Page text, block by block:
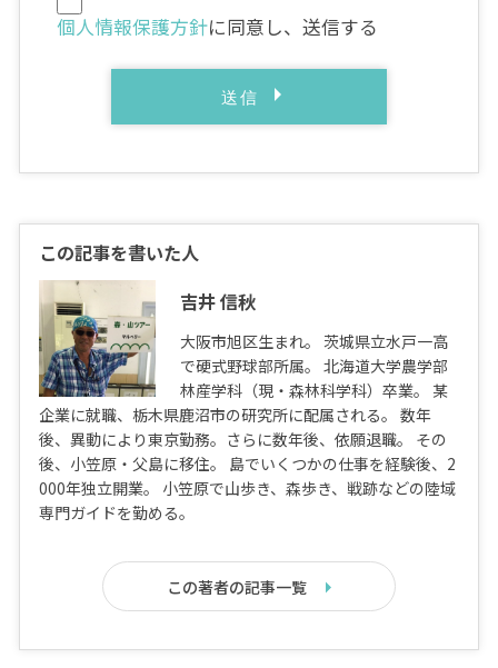
個人情報保護方針に同意し、送信する
この記事を書いた人
吉井 信秋
大阪市旭区生まれ。 茨城県立水戸一高
で硬式野球部所属。 北海道大学農学部
林産学科（現・森林科学科）卒業。 某
企業に就職、栃木県鹿沼市の研究所に配属される。 数年
後、異動により東京勤務。さらに数年後、依願退職。 その
後、小笠原・父島に移住。 島でいくつかの仕事を経験後、2
000年独立開業。 小笠原で山歩き、森歩き、戦跡などの陸域
専門ガイドを勤める。
この著者の記事一覧